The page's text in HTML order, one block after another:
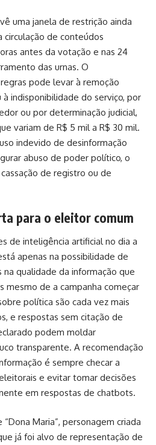
uma janela de restrição ainda
circulação de conteúdos
antes da votação e nas 24
das urnas. O
pode levar à remoção
indisponibilidade do serviço, por
ou por determinação judicial,
variam de R$ 5 mil a R$ 30 mil.
indevido de desinformação
abuso de poder político, o
de registro ou de
para o eleitor comum
de inteligência artificial no dia a
apenas na possibilidade de
na qualidade da informação que
mesmo de a campanha começar
política são cada vez mais
e respostas sem citação de
podem moldar
transparente. A recomendação
é sempre checar a
e evitar tomar decisões
em respostas de chatbots.
Maria”, personagem criada
já foi alvo de representação de